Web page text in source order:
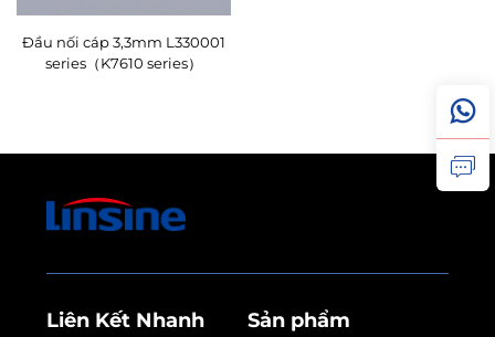
Đầu nối cáp 3,3mm L330001
series（K7610 series）
Liên Kết Nhanh Sản phẩm